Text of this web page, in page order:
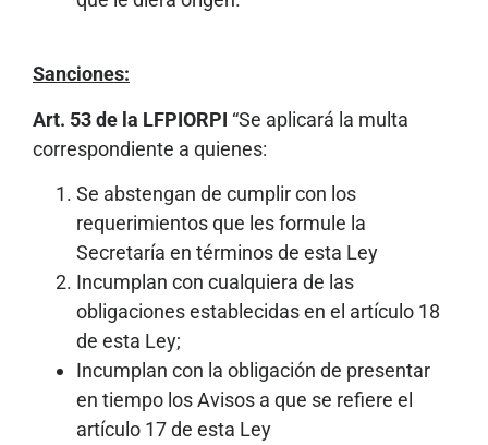
Sanciones:
Art. 53 de la LFPIORPI “Se aplicará la multa
correspondiente a quienes:
Se abstengan de cumplir con los
requerimientos que les formule la
Secretaría en términos de esta Ley
Incumplan con cualquiera de las
obligaciones establecidas en el artículo 18
de esta Ley;
Incumplan con la obligación de presentar
en tiempo los Avisos a que se refiere el
artículo 17 de esta Ley